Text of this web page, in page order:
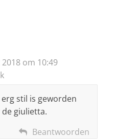
om 10:49
stil is geworden
giulietta.
Beantwoorden